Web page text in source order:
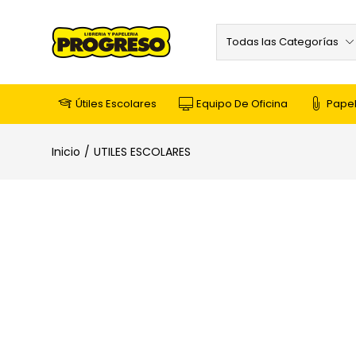
Todas las Categorías
Útiles Escolares Equipo De Oficina
Inicio UTILES ESCOLARES